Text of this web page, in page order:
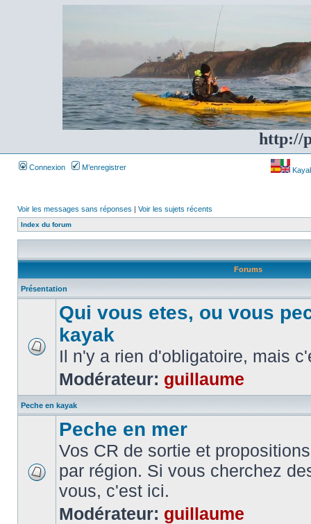
http://
Connexion M’enregistrer
Voir les messages sans réponses | Voir les sujets récents
Index du forum
Forums
Présentation
Qui vous etes, ou vous
kayak
Il n'y a rien d'obligatoire, mais
Modérateur: guillaume
Peche en kayak
Peche en mer
Vos CR de sortie et
par région. Si vous cherchez
vous, c'est ici.
Modérateur: guillaume